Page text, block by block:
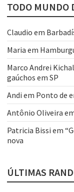
TODO
Claudio em
Maria em
Marco Andrei
gaúchos em SP
Andi em Ponto de
Antônio Oliveira
Patricia Bissi em
nova
ÚLTIMAS